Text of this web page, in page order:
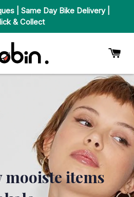
| Same Day Bike Delivery |
& Collect
mooiste items